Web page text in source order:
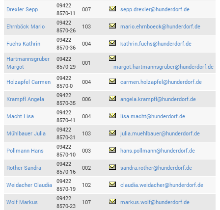
Drexler Sepp
09422
8570-11
007 sepp.drexler@hunderdorf.de
Ehrnböck Mario
09422
8570-26
103 mario.ehrnboeck@hunderdorf.de
Fuchs Kathrin
09422
8570-36
004 kathrin.fuchs@hunderdorf.de
Hartmannsgruber
Margot
09422
8570-29
001
margot.hartmannsgruber@hunderdorf.de
Holzapfel Carmen
09422
8570-0
004 carmen.holzapfel@hunderdorf.de
Krampfl Angela
09422
8570-35
006 angela.krampfl@hunderdorf.de
Macht Lisa
09422
8570-41
004 lisa.macht@hunderdorf.de
Mühlbauer Julia
09422
8570-31
103 julia.muehlbauer@hunderdorf.de
Pollmann Hans
09422
8570-10
003 hans.pollmann@hunderdorf.de
Rother Sandra
09422
8570-16
002 sandra.rother@hunderdorf.de
Weidacher Claudia
09422
8570-19
102 claudia.weidacher@hunderdorf.de
Wolf Markus
09422
8570-23
107 markus.wolf@hunderdorf.de